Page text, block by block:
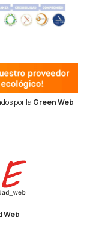
por la Green Web
Web